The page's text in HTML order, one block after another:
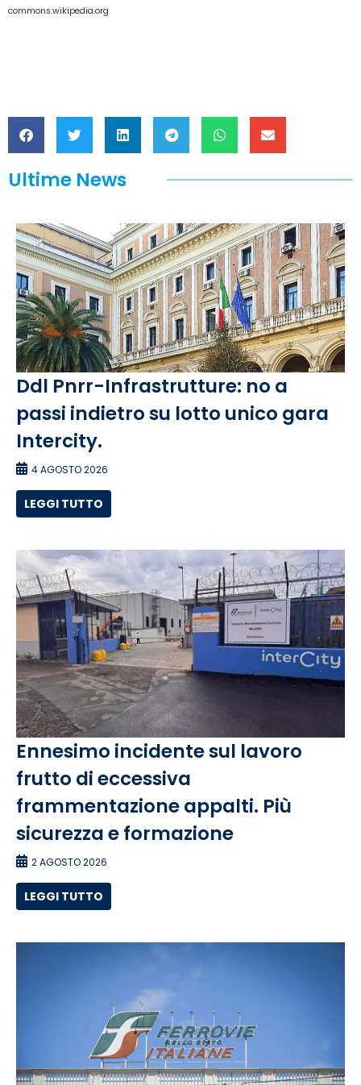
commons.wikipedia.org
Ultime News
Ddl Pnrr-Infrastrutture: no a
passi indietro su lotto unico gara
Intercity.
4 AGOSTO 2026
LEGGI TUTTO
Ennesimo incidente sul lavoro
frutto di eccessiva
frammentazione appalti. Più
sicurezza e formazione
2 AGOSTO 2026
LEGGI TUTTO